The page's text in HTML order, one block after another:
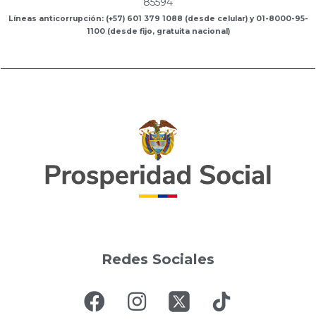
Líneas anticorrupción: (+57) 601 379 1088 (desde celular) y 01-8000-95-
1100 (desde fijo, gratuita nacional)
Redes Sociales